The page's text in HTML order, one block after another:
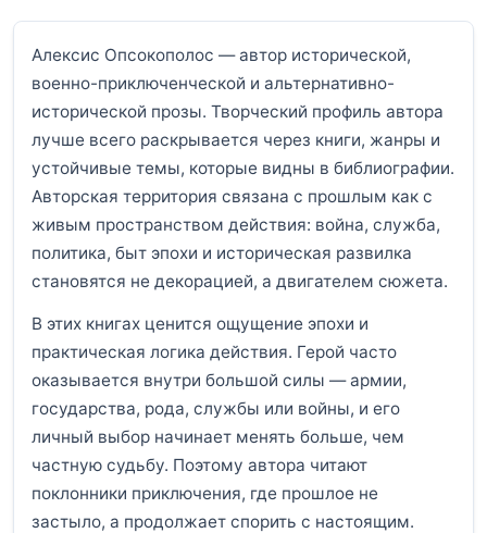
Алексис Опсокополос — автор исторической,
военно-приключенческой и альтернативно-
исторической прозы. Творческий профиль автора
лучше всего раскрывается через книги, жанры и
устойчивые темы, которые видны в библиографии.
Авторская территория связана с прошлым как с
живым пространством действия: война, служба,
политика, быт эпохи и историческая развилка
становятся не декорацией, а двигателем сюжета.
В этих книгах ценится ощущение эпохи и
практическая логика действия. Герой часто
оказывается внутри большой силы — армии,
государства, рода, службы или войны, и его
личный выбор начинает менять больше, чем
частную судьбу. Поэтому автора читают
поклонники приключения, где прошлое не
застыло, а продолжает спорить с настоящим.